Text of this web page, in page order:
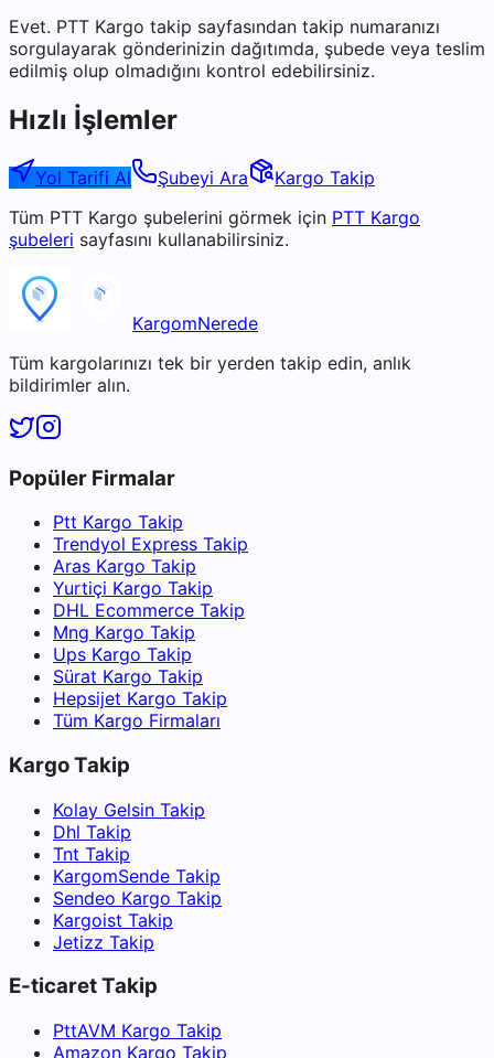
Evet. PTT Kargo takip sayfasından takip numaranızı
sorgulayarak gönderinizin dağıtımda, şubede veya teslim
edilmiş olup olmadığını kontrol edebilirsiniz.
Hızlı İşlemler
Yol Tarifi Al Şubeyi Ara
Kargo Takip
Tüm PTT Kargo şubelerini görmek için PTT Kargo
şubeleri sayfasını kullanabilirsiniz.
KargomNerede
Tüm kargolarınızı tek bir yerden takip edin, anlık
bildirimler alın.
Popüler Firmalar
Ptt Kargo Takip
Trendyol Express Takip
Aras Kargo Takip
Yurtiçi Kargo Takip
DHL Ecommerce Takip
Mng Kargo Takip
Ups Kargo Takip
Sürat Kargo Takip
Hepsijet Kargo Takip
Tüm Kargo Firmaları
Kargo Takip
Kolay Gelsin Takip
Dhl Takip
Tnt Takip
KargomSende Takip
Sendeo Kargo Takip
Kargoist Takip
Jetizz Takip
E-ticaret Takip
PttAVM Kargo Takip
Amazon Kargo Takip